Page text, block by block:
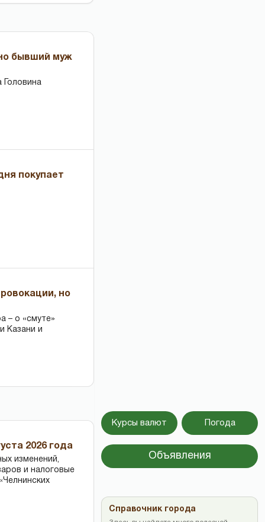
бывший муж
покупает
но
– о «смуте»
Казани и
2026 года
изменений,
и налоговые
Курсы валют Погода
Объявления
Справочник города